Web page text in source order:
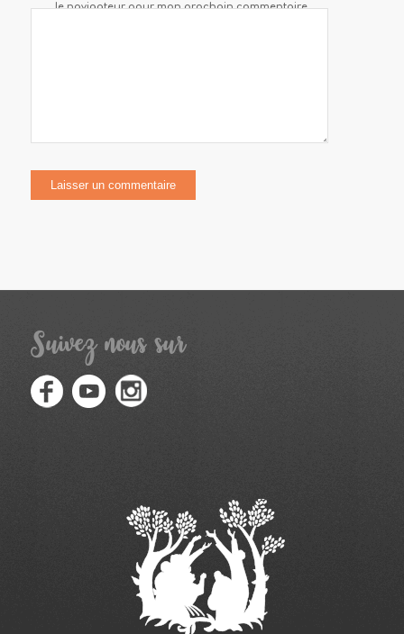
le navigateur pour mon prochain commentaire.
Suivez nous sur